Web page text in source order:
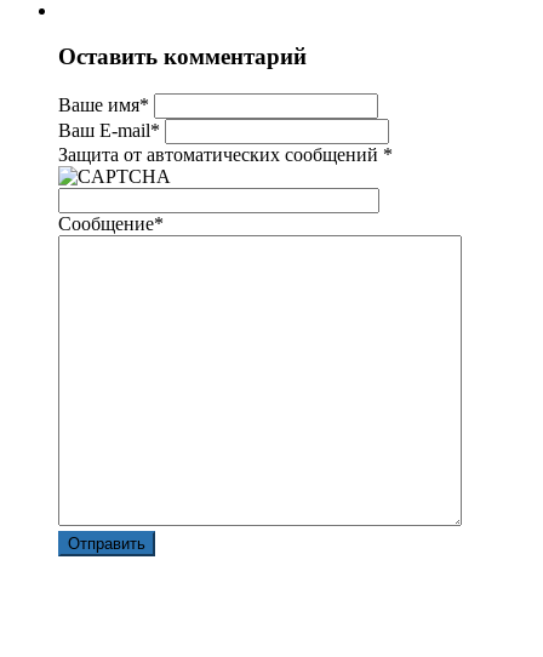
Оставить комментарий
Ваше имя*
Ваш E-mail*
Защита от автоматических сообщений *
Сообщение*